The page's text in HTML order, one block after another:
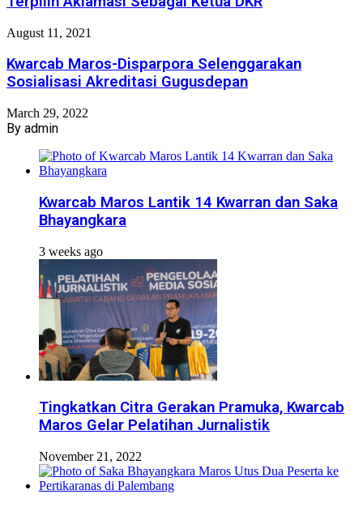
August 11, 2021
Kwarcab Maros-Disparpora Selenggarakan
Sosialisasi Akreditasi Gugusdepan
March 29, 2022
By admin
Kwarcab Maros Lantik 14 Kwarran dan Saka
Bhayangkara
3 weeks ago
Tingkatkan Citra Gerakan Pramuka, Kwarcab
Maros Gelar Pelatihan Jurnalistik
November 21, 2022